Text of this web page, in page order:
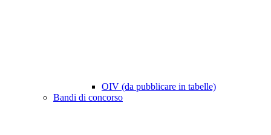
OIV (da pubblicare in tabelle)
Bandi di concorso